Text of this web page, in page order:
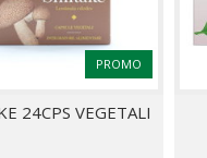
PROMO
24CPS VEGETALI